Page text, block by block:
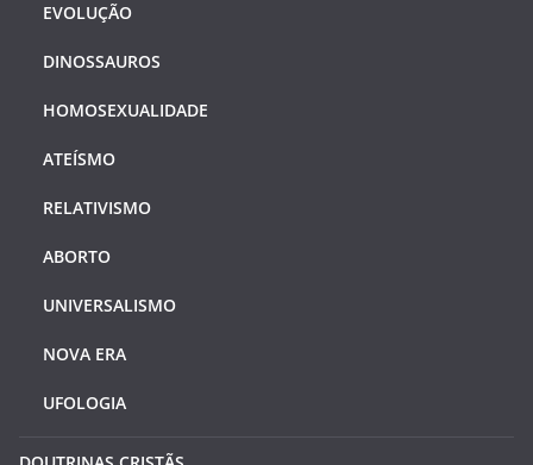
EVOLUÇÃO
DINOSSAUROS
HOMOSEXUALIDADE
ATEÍSMO
RELATIVISMO
ABORTO
UNIVERSALISMO
NOVA ERA
UFOLOGIA